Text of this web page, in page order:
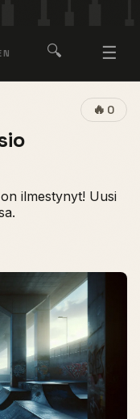
🔍 ☰
🔥 0
ilmestynyt! Uusi